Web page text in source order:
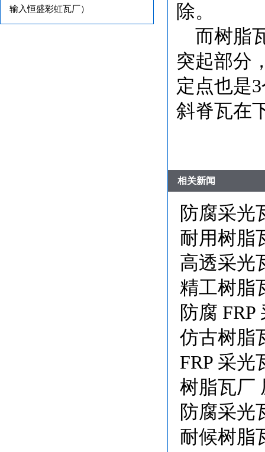
输入恒盛彩虹瓦厂）
除。
而树脂
突起部分
定点也是
斜脊瓦在
相关新闻
防腐采光
耐用树脂
高透采光
精工树脂
防腐
仿古树脂
FRP 采光
树脂瓦厂
防腐采光
耐候树脂